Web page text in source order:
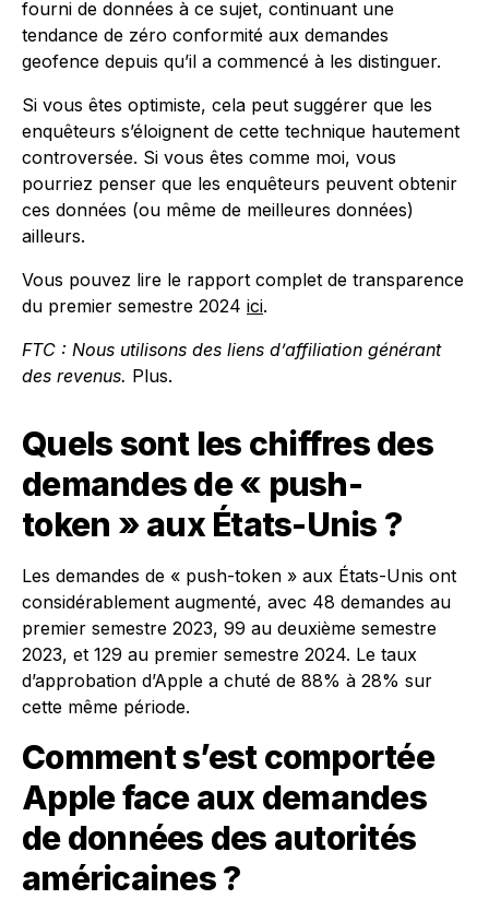
fourni de données à ce sujet, continuant une
tendance de zéro conformité aux demandes
geofence depuis qu’il a commencé à les distinguer.
Si vous êtes optimiste, cela peut suggérer que les
enquêteurs s’éloignent de cette technique hautement
controversée. Si vous êtes comme moi, vous
pourriez penser que les enquêteurs peuvent obtenir
ces données (ou même de meilleures données)
ailleurs.
Vous pouvez lire le rapport complet de transparence
du premier semestre 2024 ici.
FTC : Nous utilisons des liens d’affiliation générant
des revenus. Plus.
Quels sont les chiffres des
demandes de « push-
token » aux États-Unis ?
Les demandes de « push-token » aux États-Unis ont
considérablement augmenté, avec 48 demandes au
premier semestre 2023, 99 au deuxième semestre
2023, et 129 au premier semestre 2024. Le taux
d’approbation d’Apple a chuté de 88% à 28% sur
cette même période.
Comment s’est comportée
Apple face aux demandes
de données des autorités
américaines ?